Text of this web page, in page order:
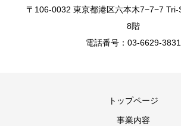
〒106-0032 東京都港区六本木7−7−7
8階
電話番号：03-6629-3831
トップページ
事業内容